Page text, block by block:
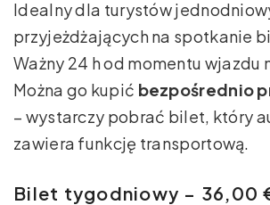
Idealny dla turystów
przyjeżdżających na spotkanie
Ważny 24 h od momentu wjazdu
Można go kupić bezpośrednio
– wystarczy pobrać bilet, który
zawiera funkcję transportową.
Bilet tygodniowy – 36,00